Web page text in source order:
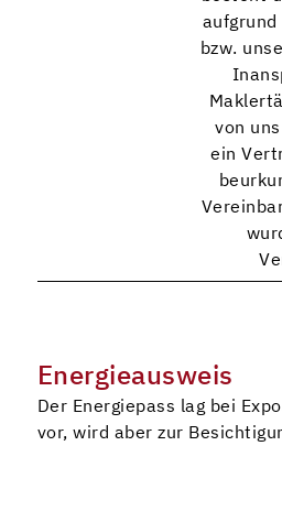
aufgrund
bzw.
von
ein
Energieausweis
Der Energiepass lag bei
vor, wird aber zur